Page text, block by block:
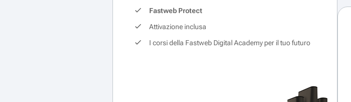
Fastweb Protect
Attivazione inclusa
I corsi della Fastweb Digital Academy per il tuo futuro